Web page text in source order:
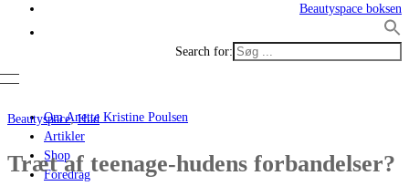
Beautyspace boksen
Search for:
Om Anette Kristine Poulsen
Artikler
Shop
Foredrag
Beautyspace,Hud
Træt af teenage-hudens forbandelser?